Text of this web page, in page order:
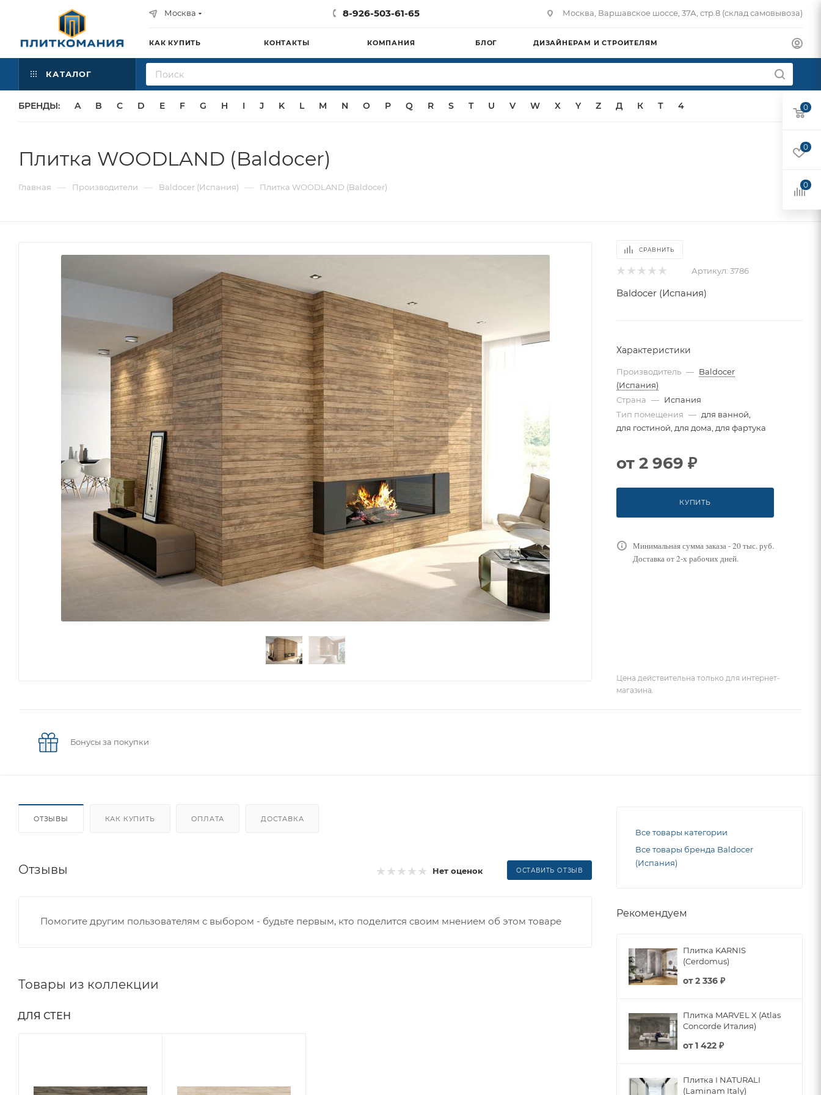
Москва 8-926-503-61-65 Москва, Варшавское шоссе, 37А, стр.8 (склад самовывоза)
КАК КУПИТЬ КОНТАКТЫ КОМПАНИЯ БЛОГ ДИЗАЙНЕРАМ И СТРОИТЕЛЯМ
КАТАЛОГ
БРЕНДЫ: A B C D E F G H I J K L M N O P Q R S T U V W X Y Z Д К Т 4
Плитка WOODLAND (Baldocer)
Главная — Производители — Baldocer (Испания) — Плитка WOODLAND (Baldocer)
СРАВНИТЬ
Артикул: 3786
Baldocer (Испания)
Характеристики
Производитель — Baldocer
(Испания)
Страна — Испания
Тип помещения — для ванной,
для гостиной, для дома, для фартука
от 2 969 ₽
КУПИТЬ
Минимальная сумма заказа - 20 тыс. руб.
Доставка от 2-х рабочих дней.
Цена действительна только для интернет-
магазина.
Бонусы за покупки
ОТЗЫВЫ КАК КУПИТЬ ОПЛАТА ДОСТАВКА
Отзывы Нет оценок ОСТАВИТЬ ОТЗЫВ
Помогите другим пользователям с выбором - будьте первым, кто поделится своим мнением об этом товаре
Товары из коллекции
ДЛЯ СТЕН
Все товары категории
Все товары бренда Baldocer
(Испания)
Рекомендуем
Плитка KARNIS
(Cerdomus)
от2 336 ₽
Плитка MARVEL X (Atlas
Concorde Италия)
от1 422 ₽
Плитка I NATURALI
(Laminam Italy)
0
0
0